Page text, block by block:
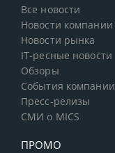
Все новости
Новости компании
Новости рынка
IT-ресные новости
Обзоры
События компании
Пресс-релизы
СМИ о MICS
ПРОМО